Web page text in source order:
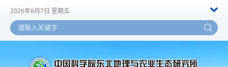
2026年8月7日 星期五